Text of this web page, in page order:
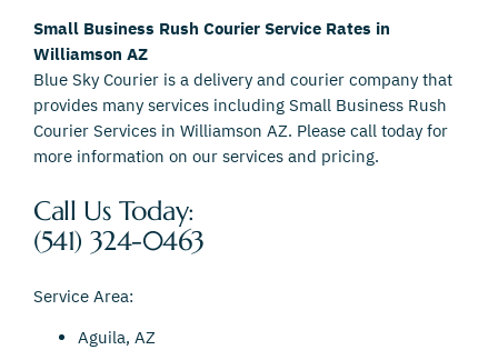
Small Business Rush Courier Service Rates in
Williamson AZ
Blue Sky Courier is a delivery and courier company that
provides many services including Small Business Rush
Courier Services in Williamson AZ. Please call today for
more information on our services and pricing.
Call Us Today:
(541) 324-0463
Service Area:
Aguila, AZ